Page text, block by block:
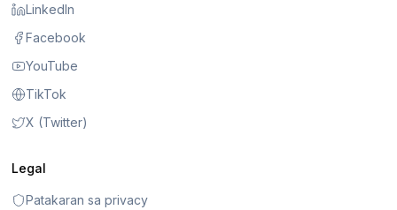
LinkedIn
Facebook
YouTube
TikTok
X (Twitter)
Legal
Patakaran sa privacy